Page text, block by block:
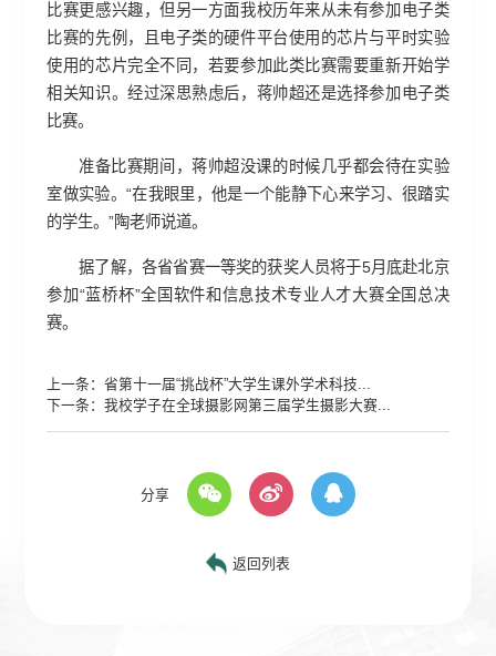
比赛更感兴趣，但另一方面我校历年来从未有参加电子类
比赛的先例，且电子类的硬件平台使用的芯片与平时实验
使用的芯片完全不同，若要参加此类比赛需要重新开始学
相关知识。经过深思熟虑后，蒋帅超还是选择参加电子类
比赛。
准备比赛期间，蒋帅超没课的时候几乎都会待在实验
室做实验。“在我眼里，他是一个能静下心来学习、很踏实
的学生。”陶老师说道。
据了解，各省省赛一等奖的获奖人员将于5月底赴北京
参加“蓝桥杯”全国软件和信息技术专业人才大赛全国总决
赛。
上一条：省第十一届“挑战杯”大学生课外学术科技...
下一条：我校学子在全球摄影网第三届学生摄影大赛...
分享
返回列表